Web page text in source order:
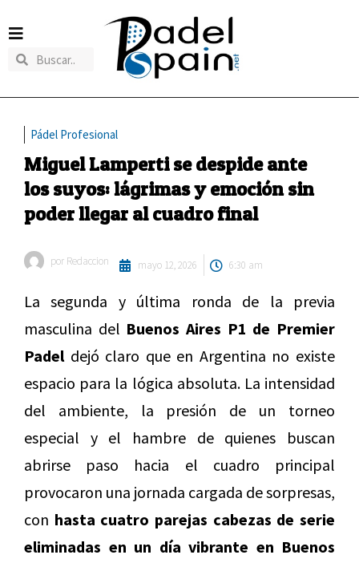
Pádel Profesional
Miguel Lamperti se despide ante
los suyos: lágrimas y emoción sin
poder llegar al cuadro final
por Redaccion mayo 12, 2026 6:30 am
La segunda y última ronda de la previa
masculina del Buenos Aires P1 de Premier
Padel dejó claro que en Argentina no existe
espacio para la lógica absoluta. La intensidad
del ambiente, la presión de un torneo
especial y el hambre de quienes buscan
abrirse paso hacia el cuadro principal
provocaron una jornada cargada de sorpresas,
con hasta cuatro parejas cabezas de serie
eliminadas en un día vibrante en Buenos